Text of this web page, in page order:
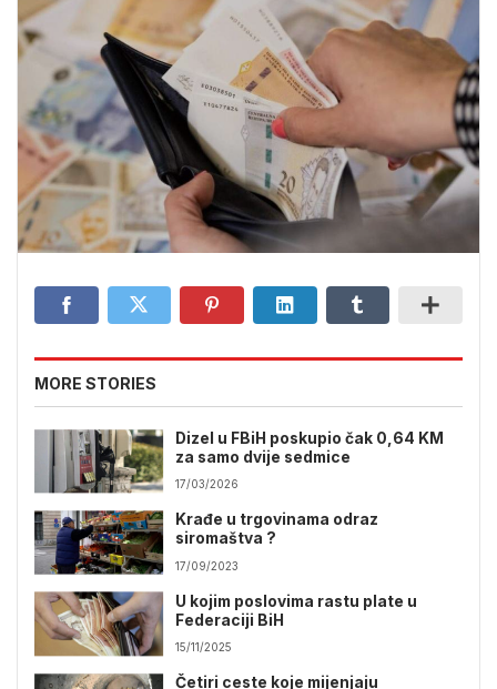
MORE STORIES
Dizel u FBiH poskupio čak 0,64 KM
za samo dvije sedmice
17/03/2026
Krađe u trgovinama odraz
siromaštva ?
17/09/2023
U kojim poslovima rastu plate u
Federaciji BiH
15/11/2025
Četiri ceste koje mijenjaju